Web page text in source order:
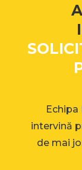
intervină
de mai